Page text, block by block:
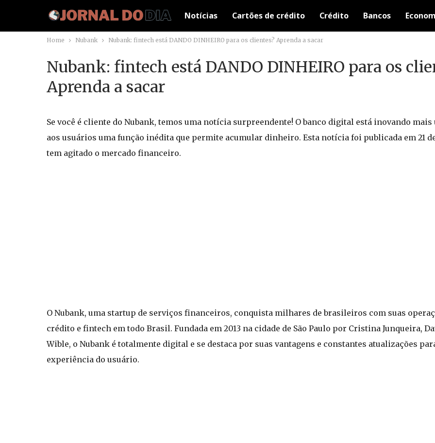
Notícias Cartões de crédito Crédito Bancos
Home Nubank Nubank: fintech está DANDO DINHEIRO para os clientes? Aprenda a sacar
Nubank: fintech está DANDO DINHEIRO para os
Aprenda a sacar
Se você é cliente do Nubank, temos uma notícia surpreendente! O banco digital está inovando mais
aos usuários uma função inédita que permite acumular dinheiro. Esta notícia foi publicada em 21
tem agitado o mercado financeiro.
O Nubank, uma startup de serviços financeiros, conquista milhares de brasileiros com suas
crédito e fintech em todo Brasil. Fundada em 2013 na cidade de São Paulo por Cristina Junqueira,
Wible, o Nubank é totalmente digital e se destaca por suas vantagens e constantes atualizações
experiência do usuário.